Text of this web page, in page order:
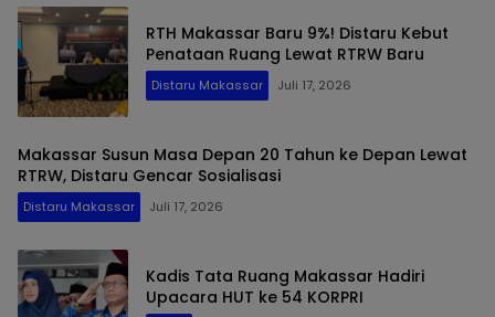
RTH Makassar Baru 9%! Distaru Kebut
Penataan Ruang Lewat RTRW Baru
Distaru Makassar Juli 17, 2026
Makassar Susun Masa Depan 20 Tahun ke Depan Lewat
RTRW, Distaru Gencar Sosialisasi
Distaru Makassar Juli 17, 2026
Kadis Tata Ruang Makassar Hadiri
Upacara HUT ke 54 KORPRI